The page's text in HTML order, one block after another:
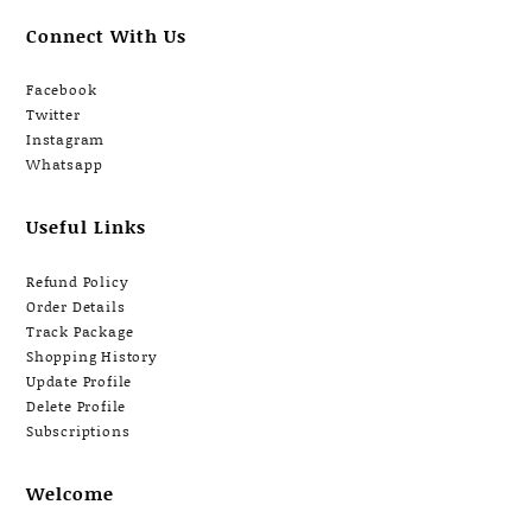
Connect With Us
Facebook
Twitter
Instagram
Whatsapp
Useful Links
Refund Policy
Order Details
Track Package
Shopping History
Update Profile
Delete Profile
Subscriptions
Welcome